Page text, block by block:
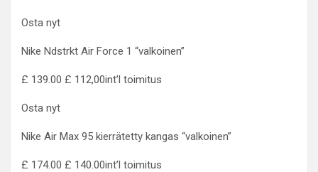
Osta nyt
Nike Ndstrkt Air Force 1 “valkoinen”
£ 139.00 £ 112,00int’l toimitus
Osta nyt
Nike Air Max 95 kierrätetty kangas “valkoinen”
£ 174.00 £ 140.00int’l toimitus